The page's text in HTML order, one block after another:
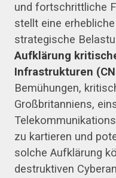
und fortschrittliche
stellt eine
strategische
Aufklärung
Infrastrukturen
Bemühungen,
Großbritanniens,
zu kartieren und
solche Aufklärung
destruktiven